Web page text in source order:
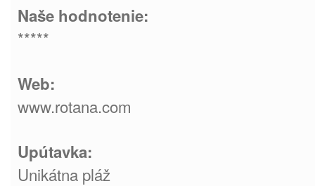
Naše hodnotenie:
*****
Web:
www.rotana.com
Upútavka:
Unikátna pláž